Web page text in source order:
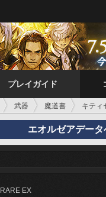
プレイガイド
武器 魔道書 キティ
エオルゼアデータ
RARE EX